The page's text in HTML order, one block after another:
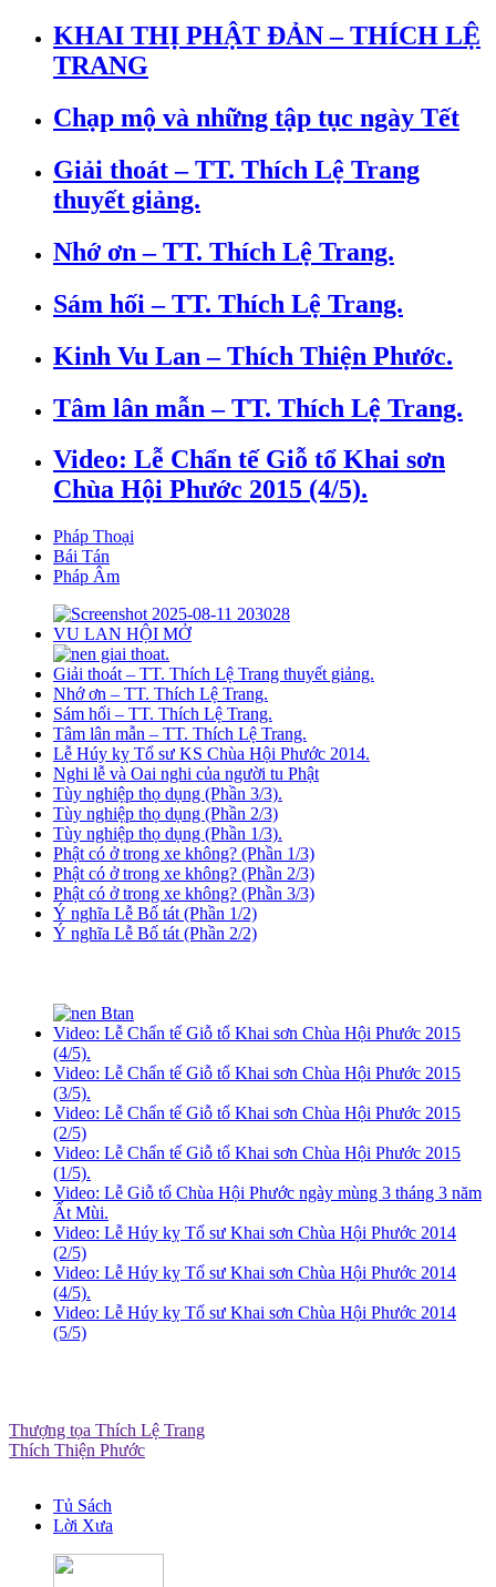
KHAI THỊ PHẬT ĐẢN – THÍCH LỆ
TRANG
Chạp mộ và những tập tục ngày Tết
Giải thoát – TT. Thích Lệ Trang
thuyết giảng.
Nhớ ơn – TT. Thích Lệ Trang.
Sám hối – TT. Thích Lệ Trang.
Kinh Vu Lan – Thích Thiện Phước.
Tâm lân mẫn – TT. Thích Lệ Trang.
Video: Lễ Chẩn tế Giỗ tổ Khai sơn
Chùa Hội Phước 2015 (4/5).
Pháp Thoại
Bái Tán
Pháp Âm
VU LAN HỘI MỞ
Giải thoát – TT. Thích Lệ Trang thuyết giảng.
Nhớ ơn – TT. Thích Lệ Trang.
Sám hối – TT. Thích Lệ Trang.
Tâm lân mẫn – TT. Thích Lệ Trang.
Lễ Húy kỵ Tổ sư KS Chùa Hội Phước 2014.
Nghi lễ và Oai nghi của người tu Phật
Tùy nghiệp thọ dụng (Phần 3/3).
Tùy nghiệp thọ dụng (Phần 2/3)
Tùy nghiệp thọ dụng (Phần 1/3).
Phật có ở trong xe không? (Phần 1/3)
Phật có ở trong xe không? (Phần 2/3)
Phật có ở trong xe không? (Phần 3/3)
Ý nghĩa Lễ Bố tát (Phần 1/2)
Ý nghĩa Lễ Bố tát (Phần 2/2)
Video: Lễ Chẩn tế Giỗ tổ Khai sơn Chùa Hội Phước 2015
(4/5).
Video: Lễ Chẩn tế Giỗ tổ Khai sơn Chùa Hội Phước 2015
(3/5).
Video: Lễ Chẩn tế Giỗ tổ Khai sơn Chùa Hội Phước 2015
(2/5)
Video: Lễ Chẩn tế Giỗ tổ Khai sơn Chùa Hội Phước 2015
(1/5).
Video: Lễ Giỗ tổ Chùa Hội Phước ngày mùng 3 tháng 3 năm
Ất Mùi.
Video: Lễ Húy kỵ Tổ sư Khai sơn Chùa Hội Phước 2014
(2/5)
Video: Lễ Húy kỵ Tổ sư Khai sơn Chùa Hội Phước 2014
(4/5).
Video: Lễ Húy kỵ Tổ sư Khai sơn Chùa Hội Phước 2014
(5/5)
Thượng tọa Thích Lệ Trang
Thích Thiện Phước
Tủ Sách
Lời Xưa